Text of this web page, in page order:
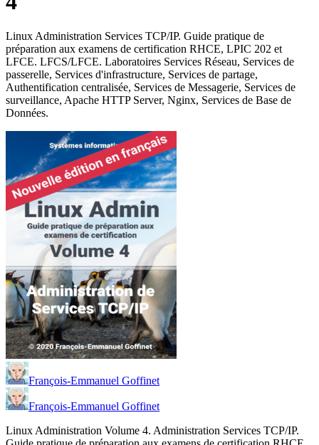
Linux Administration Services TCP/IP. Guide pratique de
préparation aux examens de certification RHCE, LPIC 202 et
LFCE. LFCS/LFCE. Laboratoires Services Réseau, Services de
passerelle, Services d'infrastructure, Services de partage,
Authentification centralisée, Services de Messagerie, Services de
surveillance, Apache HTTP Server, Nginx, Services de Base de
Données.
François-Emmanuel Goffinet
François-Emmanuel Goffinet
Linux Administration Volume 4. Administration Services TCP/IP.